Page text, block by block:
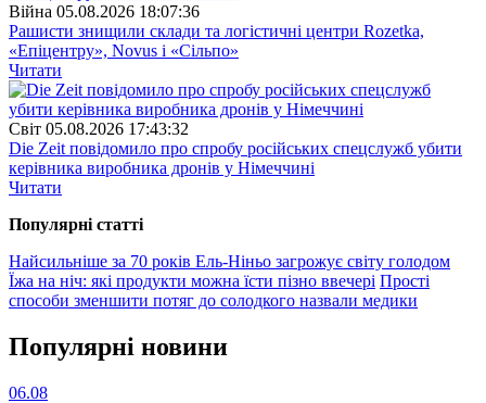
Війна 05.08.2026 18:07:36
Рашисти знищили склади та логістичні центри Rozetka,
«Епіцентру», Novus і «Сільпо»
Читати
Свiт 05.08.2026 17:43:32
Die Zeit повідомило про спробу російських спецслужб убити
керівника виробника дронів у Німеччині
Читати
Популярнi статтi
Найсильніше за 70 років Ель-Ніньо загрожує світу голодом
Їжа на ніч: які продукти можна їсти пізно ввечері Прості
способи зменшити потяг до солодкого назвали медики
Популярнi новини
06.08